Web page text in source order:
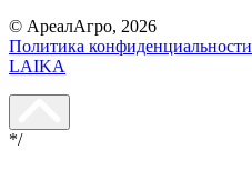
© АреалАгро, 2026
Политика конфиденциальности
LAIKA
*/